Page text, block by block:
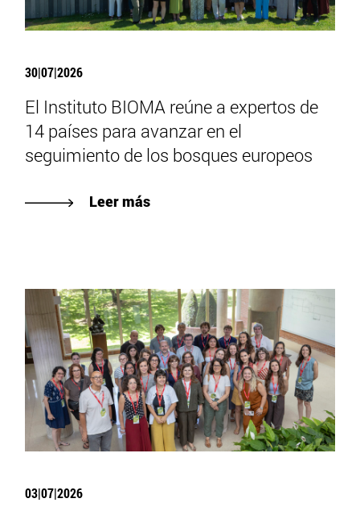
30|07|2026
El Instituto BIOMA reúne a expertos de
14 países para avanzar en el
seguimiento de los bosques europeos
Leer más
03|07|2026